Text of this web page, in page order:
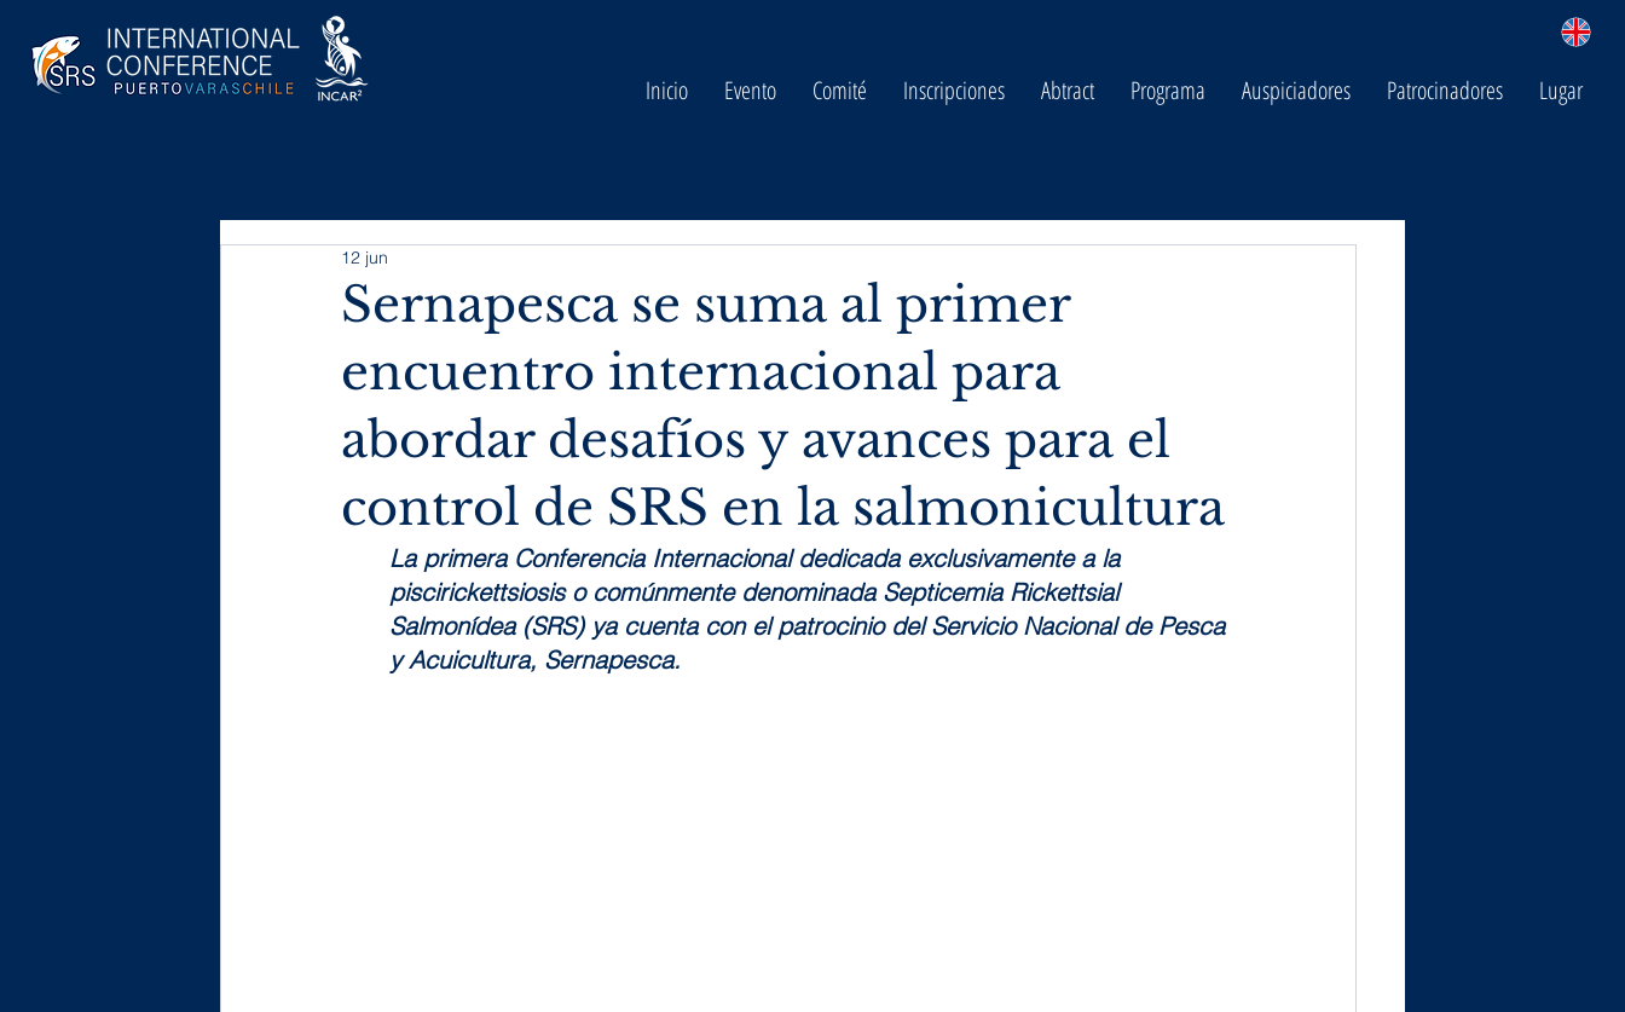
Inicio Evento Comité Inscripciones Abtract Programa Auspiciadores Patrocinadores Lugar
Sernapesca se suma al primer
encuentro internacional para
abordar desafíos y avances para el
control de SRS en la salmonicultura
12 jun
La primera Conferencia Internacional dedicada exclusivamente a la
piscirickettsiosis o comúnmente denominada Septicemia Rickettsial
Salmonídea (SRS) ya cuenta con el patrocinio del Servicio Nacional de Pesca
y Acuicultura, Sernapesca.